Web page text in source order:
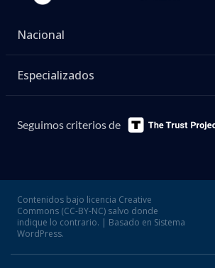
Nacional
Especializados
Seguimos criterios de
Contenidos bajo licencia Creative
Commons (CC-BY-NC) salvo donde
indique lo contrario. | Basado en Sistema
WordPress.